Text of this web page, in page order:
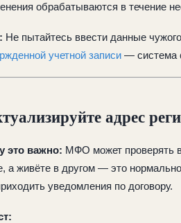
обрабатываются в течение
Не пытайтесь ввести данные
учетной записи — система
адрес
это важно: МФО может проверять
а живёте в другом — это
уведомления по договору.